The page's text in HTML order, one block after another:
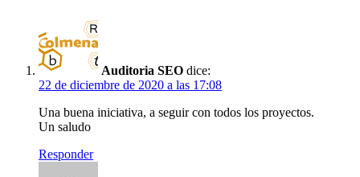
Auditoria SEO dice:
22 de diciembre de 2020 a las 17:08
Una buena iniciativa, a seguir con todos los proyectos.
Un saludo
Responder